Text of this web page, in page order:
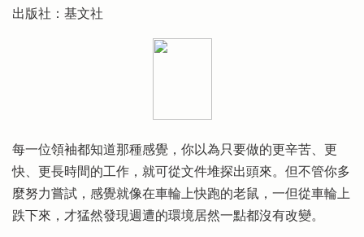
出版社：基文社
每一位領袖都知道那種感覺，你以為只要做的更辛苦、更
快、更長時間的工作，就可從文件堆探出頭來。但不管你多
麼努力嘗試，感覺就像在車輪上快跑的老鼠，一但從車輪上
跌下來，才猛然發現週遭的環境居然一點都沒有改變。